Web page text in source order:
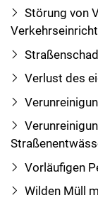
Störung von
Verlust des
Vorläufigen
Wilden Müll